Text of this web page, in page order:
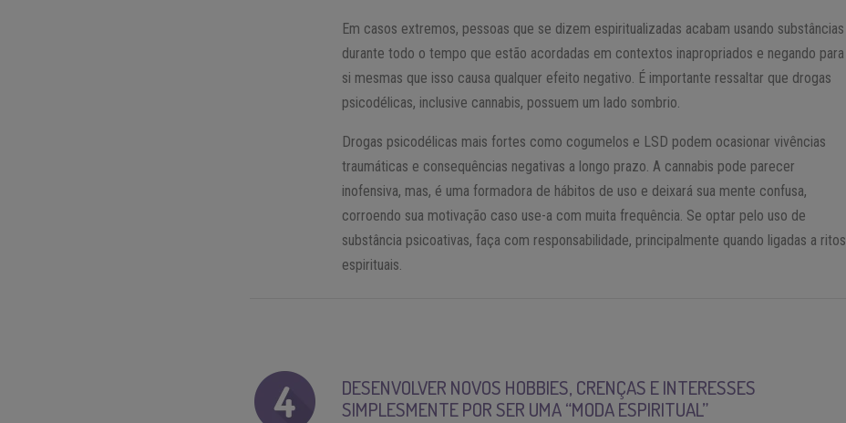
Em casos extremos, pessoas que se dizem espiritualizadas acabam usando substâncias
durante todo o tempo que estão acordadas em contextos inapropriados e negando para
si mesmas que isso causa qualquer efeito negativo. É importante ressaltar que drogas
psicodélicas, inclusive cannabis, possuem um lado sombrio.
Drogas psicodélicas mais fortes como cogumelos e LSD podem ocasionar vivências
traumáticas e consequências negativas a longo prazo. A cannabis pode parecer
inofensiva, mas, é uma formadora de hábitos de uso e deixará sua mente confusa,
corroendo sua motivação caso use-a com muita frequência. Se optar pelo uso de
substância psicoativas, faça com responsabilidade, principalmente quando ligadas a ritos
espirituais.
DESENVOLVER NOVOS HOBBIES, CRENÇAS E INTERESSES
SIMPLESMENTE POR SER UMA “MODA ESPIRITUAL”